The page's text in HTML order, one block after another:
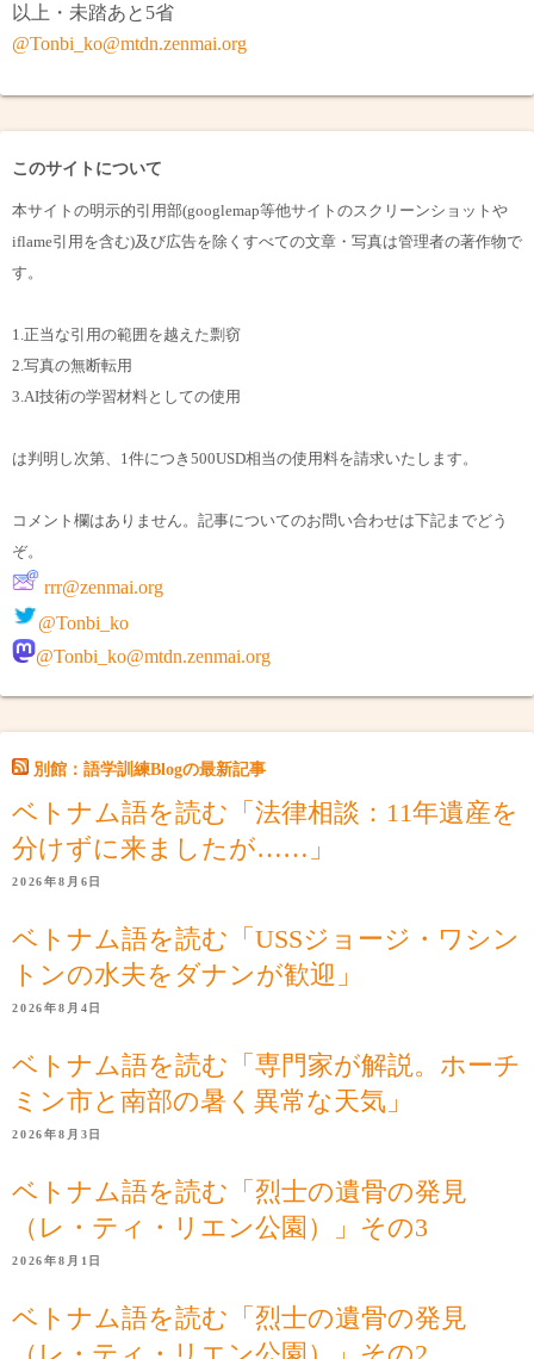
以上・未踏あと5省
@Tonbi_ko@mtdn.zenmai.org
このサイトについて
本サイトの明示的引用部(googlemap等他サイトのスクリーンショットや
iflame引用を含む)及び広告を除くすべての文章・写真は管理者の著作物で
す。
1.正当な引用の範囲を越えた剽窃
2.写真の無断転用
3.AI技術の学習材料としての使用
は判明し次第、1件につき500USD相当の使用料を請求いたします。
コメント欄はありません。記事についてのお問い合わせは下記までどう
ぞ。
rrr@zenmai.org
@Tonbi_ko
@Tonbi_ko@mtdn.zenmai.org
別館：語学訓練Blogの最新記事
ベトナム語を読む「法律相談：11年遺産を
分けずに来ましたが……」
2026年8月6日
ベトナム語を読む「USSジョージ・ワシン
トンの水夫をダナンが歓迎」
2026年8月4日
ベトナム語を読む「専門家が解説。ホーチ
ミン市と南部の暑く異常な天気」
2026年8月3日
ベトナム語を読む「烈士の遺骨の発見
（レ・ティ・リエン公園）」その3
2026年8月1日
ベトナム語を読む「烈士の遺骨の発見